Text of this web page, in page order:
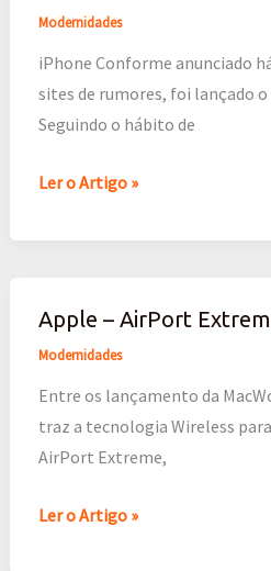
Modernidades
iPhone Conforme anunciado
sites de rumores, foi lançado o
Seguindo o hábito de
o
Ler o Artigo »
Apple – AirPort
Modernidades
Entre os lançamento da
traz a tecnologia Wireless
AirPort Extreme,
Apple
–
FiLer o Artigo »